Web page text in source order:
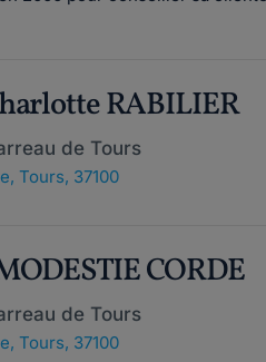
RABILIER
de Tours
, Tours, 37100
CORDE
de Tours
, Tours, 37100